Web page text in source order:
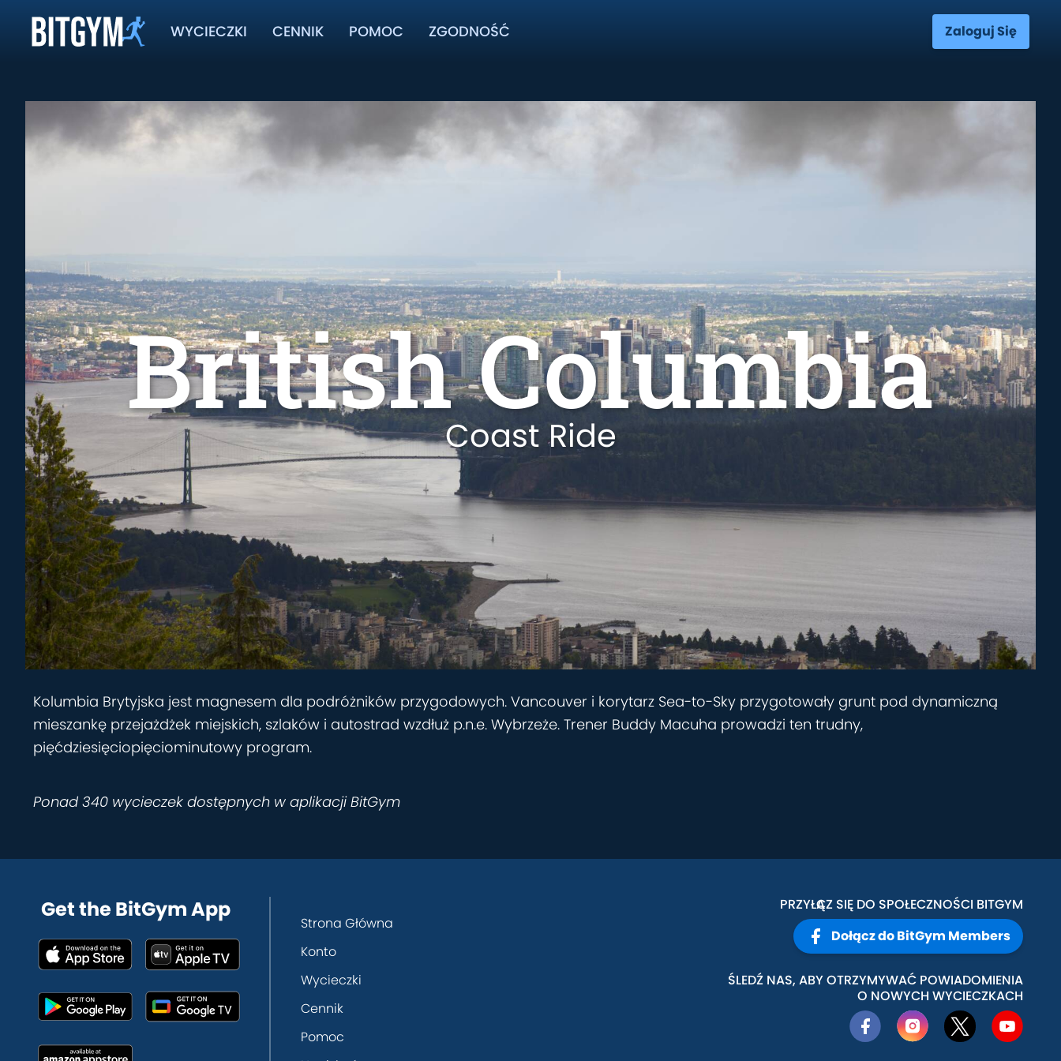
WYCIECZKI CENNIK POMOC ZGODNOŚĆ Zaloguj Się
British Columbia
Coast Ride
Kolumbia Brytyjska jest magnesem dla podróżników przygodowych. Vancouver i korytarz Sea-to-Sky przygotowały grunt pod dynamiczną
mieszankę przejażdżek miejskich, szlaków i autostrad wzdłuż p.n.e. Wybrzeże. Trener Buddy Macuha prowadzi ten trudny,
pięćdziesięciopięciominutowy program.
Ponad 340 wycieczek dostępnych w aplikacji BitGym
Get the BitGym App
Strona Główna
Konto
Wycieczki
Cennik
Pomoc
PRZYŁĄCZ SIĘ DO SPOŁECZNOŚCI BITGYM
Dołącz do BitGym Members
ŚLEDŹ NAS, ABY OTRZYMYWAĆ POWIADOMIENIA
O NOWYCH WYCIECZKACH